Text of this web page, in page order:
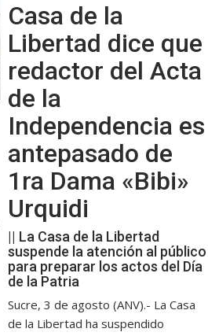
Casa de la
Libertad dice que
redactor del Acta
de la
Independencia es
antepasado de
1ra Dama «Bibi»
Urquidi
|| La Casa de la Libertad
suspende la atención al público
para preparar los actos del Día
de la Patria
Sucre, 3 de agosto (ANV).- La Casa
de la Libertad ha suspendido